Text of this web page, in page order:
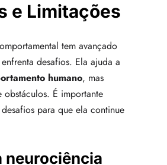
e Limitações
tem avançado
desafios. Ela ajuda a
humano, mas
obstáculos. É importante
desafios para que ela continue
neurociência